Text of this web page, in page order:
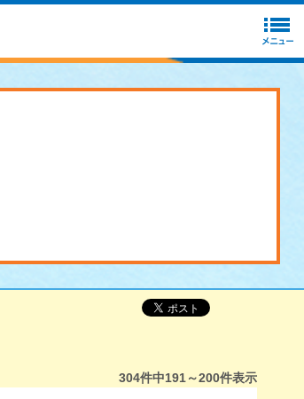
304件中191～200件表示